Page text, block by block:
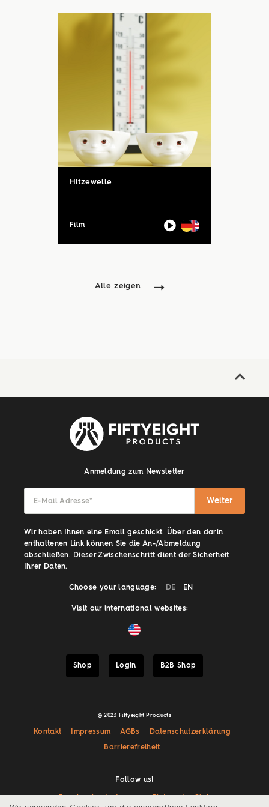
Aktion mit vielen ...
Hitzewelle
Film
Alle zeigen
Anmeldung zum Newsletter
E-Mail Adresse* Weiter
Wir haben Ihnen eine Email geschickt. Über den darin
enthaltenen Link können Sie die An-/Abmeldung
abschließen. Dieser Zwischenschritt dient der Sicherheit
Ihrer Daten.
Choose your language: DE EN
Visit our international websites:
Shop Login B2B Shop
@ 2023 Fiftyeight Products
Kontakt Impressum AGBs Datenschutzerklärung
Barrierefreiheit
Follow us!